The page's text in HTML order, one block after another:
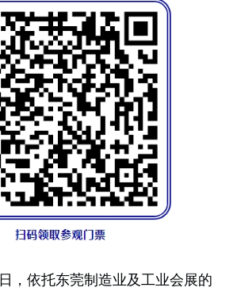
，依托东莞制造业及工业会展的